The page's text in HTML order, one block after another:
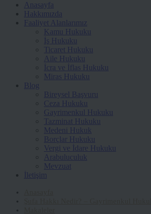
Anasayfa
Hakkımızda
Faaliyet Alanlarımız
Kamu Hukuku
İş Hukuku
Ticaret Hukuku
Aile Hukuku
İcra ve İflas Hukuku
Miras Hukuku
Blog
Bireysel Başvuru
Ceza Hukuku
Gayrimenkul Hukuku
Tazminat Hukuku
Medeni Hukuk
Borçlar Hukuku
Vergi ve İdare Hukuku
Arabuluculuk
Mevzuat
İletişim